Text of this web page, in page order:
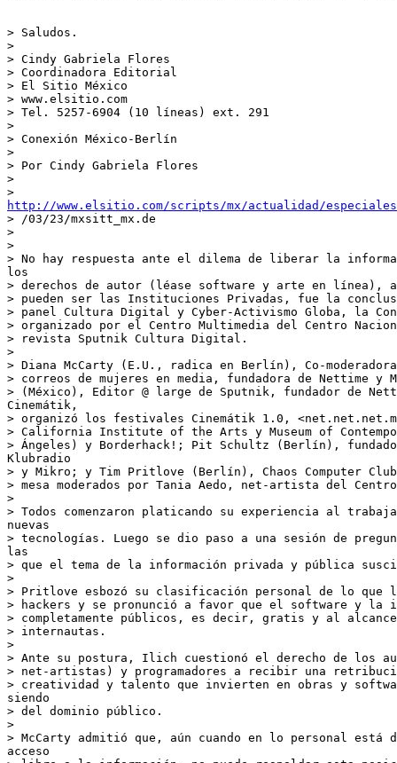
> Saludos.
>
> Cindy Gabriela Flores
> Coordinadora Editorial
> El Sitio México
> www.elsitio.com
> Tel. 5257-6904 (10 líneas) ext. 291
>
> Conexión México-Berlín
>
> Por Cindy Gabriela Flores
>
http://www.elsitio.com/scripts/mx/actualidad/especiales/
> /03/23/mxsitt_mx.de
>
>
> No hay respuesta ante el dilema de liberar la
los
> derechos de autor (léase software y arte en línea),
> pueden ser las Instituciones Privadas, fue la
> panel Cultura Digital y Cyber-Activismo Globa, la
> organizado por el Centro Multimedia del Centro
> revista Sputnik Cultura Digital.
>
> Diana McCarty (E.U., radica en Berlín), Co-
> correos de mujeres en media, fundadora de Nettime
> (México), Editor @ large de Sputnik, fundador de
Cinemátik,
> organizó los festivales Cinemátik 1.0,
> California Institute of the Arts y Museum of
> Ángeles) y Borderhack!; Pit Schultz (Berlín),
Klubradio
> y Mikro; y Tim Pritlove (Berlín), Chaos Computer
> mesa moderados por Tania Aedo, net-artista del
>
> Todos comenzaron platicando su experiencia al
nuevas
> tecnologías. Luego se dio paso a una sesión de
las
> que el tema de la información privada y pública
>
> Pritlove esbozó su clasificación personal de lo que la
> hackers y se pronunció a favor que el software y la
> completamente públicos, es decir, gratis y al
> internautas.
>
> Ante su postura, Ilich cuestionó el derecho de los
> net-artistas) y programadores a recibir una
> creatividad y talento que invierten en obras y
siendo
> del dominio público.
>
> McCarty admitió que, aún cuando en lo personal está
acceso